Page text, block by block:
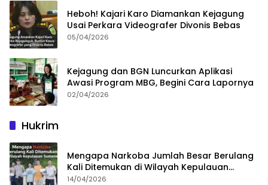
Heboh! Kajari Karo Diamankan Kejagung
Usai Perkara Videografer Divonis Bebas
05/04/2026
Kejagung dan BGN Luncurkan Aplikasi
Awasi Program MBG, Begini Cara Lapornya
02/04/2026
Hukrim
Mengapa Narkoba Jumlah Besar Berulang
Kali Ditemukan di Wilayah Kepulauan
Sumenep?
14/04/2026